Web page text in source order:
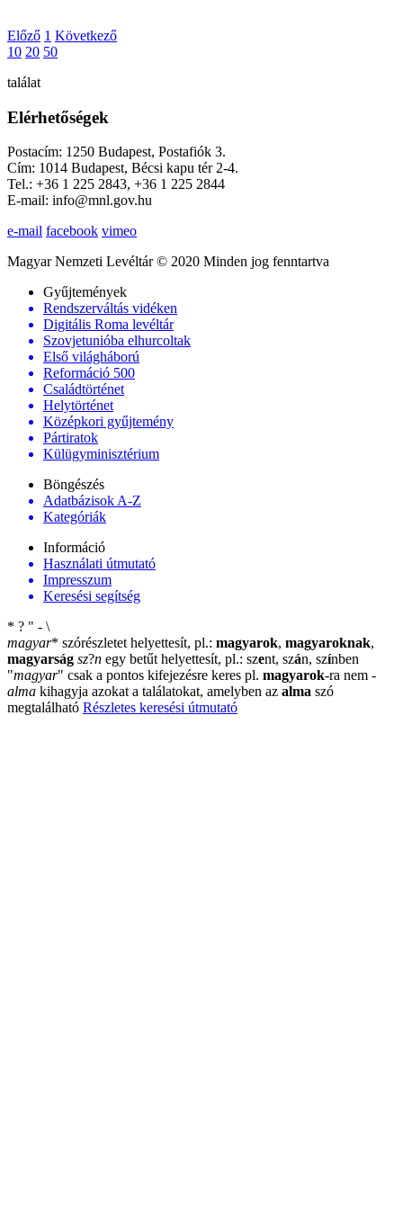
Előző 1 Következő
10 20 50
találat
Elérhetőségek
Postacím: 1250 Budapest, Postafiók 3.
Cím: 1014 Budapest, Bécsi kapu tér 2-4.
Tel.: +36 1 225 2843, +36 1 225 2844
E-mail: info@mnl.gov.hu
e-mail facebook vimeo
Magyar Nemzeti Levéltár © 2020 Minden jog fenntartva
Gyűjtemények
Rendszerváltás vidéken
Digitális Roma levéltár
Szovjetunióba elhurcoltak
Első világháború
Reformáció 500
Családtörténet
Helytörténet
Középkori gyűjtemény
Pártiratok
Külügyminisztérium
Böngészés
Adatbázisok A-Z
Kategóriák
Információ
Használati útmutató
Impresszum
Keresési segítség
* ? " - \
magyar* szórészletet helyettesít, pl.: magyarok, magyaroknak,
magyarság sz?n egy betűt helyettesít, pl.: szent, szán, színben
"magyar" csak a pontos kifejezésre keres pl. magyarok-ra nem -
alma kihagyja azokat a találatokat, amelyben az alma szó
megtalálható Részletes keresési útmutató